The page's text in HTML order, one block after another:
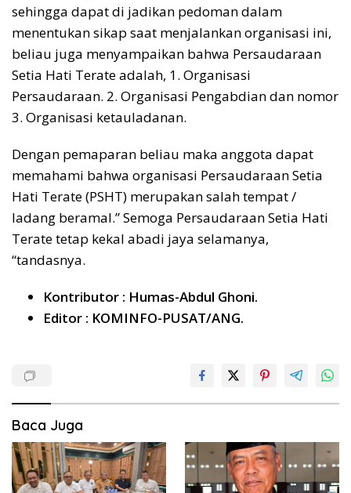
sehingga dapat di jadikan pedoman dalam
menentukan sikap saat menjalankan organisasi ini,
beliau juga menyampaikan bahwa Persaudaraan
Setia Hati Terate adalah, 1. Organisasi
Persaudaraan. 2. Organisasi Pengabdian dan nomor
3. Organisasi ketauladanan.
Dengan pemaparan beliau maka anggota dapat
memahami bahwa organisasi Persaudaraan Setia
Hati Terate (PSHT) merupakan salah tempat /
ladang beramal.” Semoga Persaudaraan Setia Hati
Terate tetap kekal abadi jaya selamanya,
“tandasnya.
Kontributor : Humas-Abdul Ghoni.
Editor : KOMINFO-PUSAT/ANG.
Baca Juga